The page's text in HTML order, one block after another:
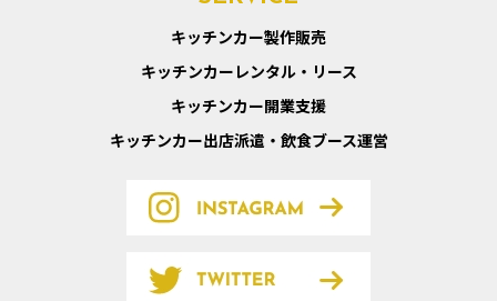
キッチンカー製作販売
キッチンカーレンタル・リース
キッチンカー開業支援
キッチンカー出店派遣・飲食ブース運営